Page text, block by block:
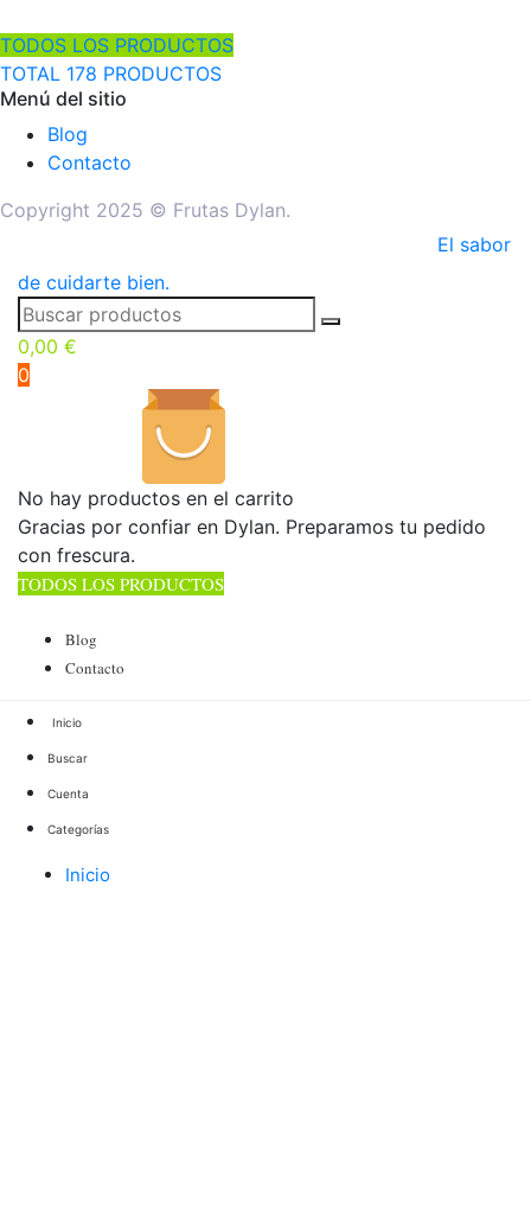
TODOS LOS PRODUCTOS
TOTAL 178 PRODUCTOS
Menú del sitio
Blog
Contacto
Copyright 2025 © Frutas Dylan.
El sabor
de cuidarte bien.
0,00 €
0
No hay productos en el carrito
Gracias por confiar en Dylan. Preparamos tu pedido
con frescura.
TODOS LOS PRODUCTOS
Blog
Contacto
Buscar
Cuenta
Categorías
Inicio